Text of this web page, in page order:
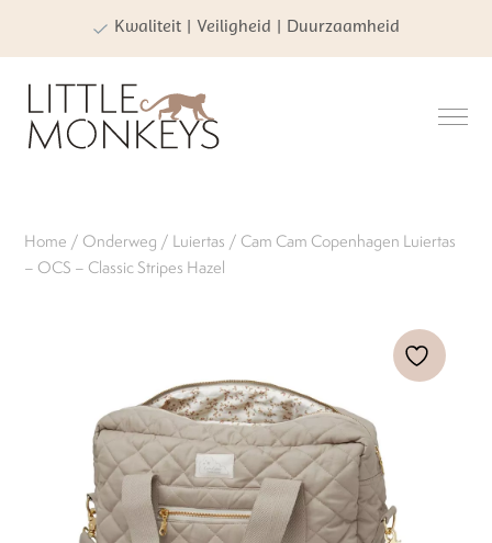
Kwaliteit | Veiligheid | Duurzaamheid
Home / Onderweg / Luiertas / Cam Cam Copenhagen Luiertas
– OCS – Classic Stripes Hazel